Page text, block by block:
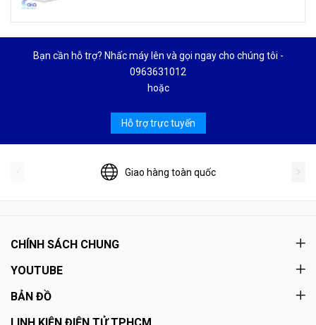
Bạn cần hỗ trợ? Nhấc máy lên và gọi ngay cho chúng tôi -
0963631012
hoặc
Hỗ trợ trực tuyến
Giao hàng toàn quốc
CHÍNH SÁCH CHUNG
YOUTUBE
BẢN ĐỒ